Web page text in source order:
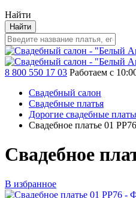
Найти
Найти
8 800 550 17 03 Работаем с
Свадебный салон
Свадебные платья
Дорогие свадебные
Свадебное платье 01 PP76
Свадебное
В избранное